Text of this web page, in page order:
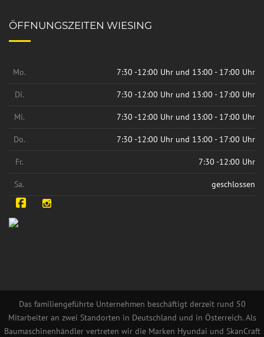
ÖFFNUNGSZEITEN WIESING
Mo. 7:30 -12:00 Uhr und 13:00 - 17:00 Uhr
Di. 7:30 -12:00 Uhr und 13:00 - 17:00 Uhr
Mi. 7:30 -12:00 Uhr und 13:00 - 17:00 Uhr
Do. 7:30 -12:00 Uhr und 13:00 - 17:00 Uhr
Fr. 7:30 -12:00 Uhr
Sa. geschlossen
Facebook
Das familiengeführte Unternehmen beschäftigt derzeit rund 50
Mitarbeiter an zwei Standorten in Deutschland und in Österreich. Als
Baumaschinenhändler vertreten wir die Marken Hyundai und SkanCraft